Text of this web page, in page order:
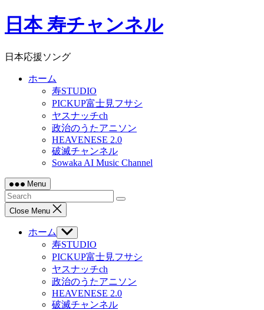
Skip
to日本 寿チャンネル
日本応援ソング
ホーム
寿STUDIO
PICKUP富士見フサシ
ヤスナッチch
政治のうたアニソン
HEAVENESE 2.0
破滅チャンネル
Sowaka AI Music Channel
Menu
Close Menu
ホーム
Show
sub
menu
寿STUDIO
PICKUP富士見フサシ
ヤスナッチch
政治のうたアニソン
HEAVENESE 2.0
破滅チャンネル